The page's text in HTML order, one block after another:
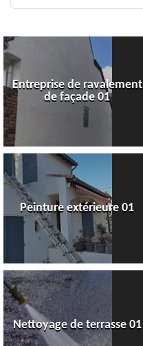
Entreprise de ravalement
de façade 01
Peinture extérieure 01
Nettoyage de terrasse 01